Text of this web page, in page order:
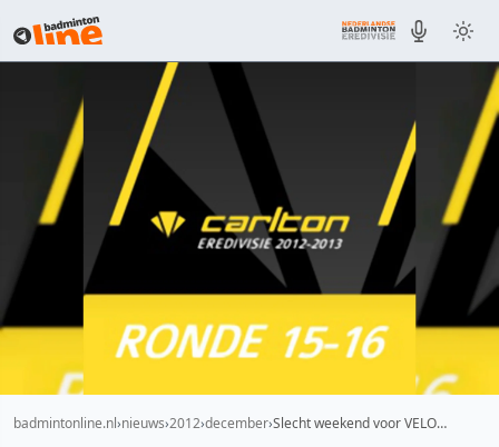
badmintonline.nl nieuws 2012 december Slecht weekend voor VELO…